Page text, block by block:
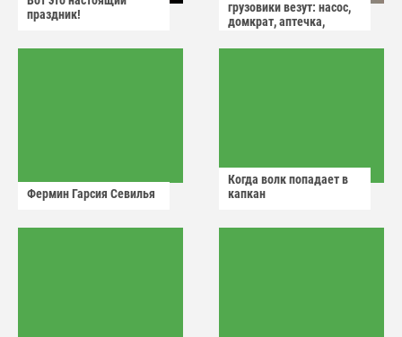
праздник!
грузовики везут: насос,
домкрат, аптечка,
Фермин Гарсия Севилья
Когда волк попадает в
капкан